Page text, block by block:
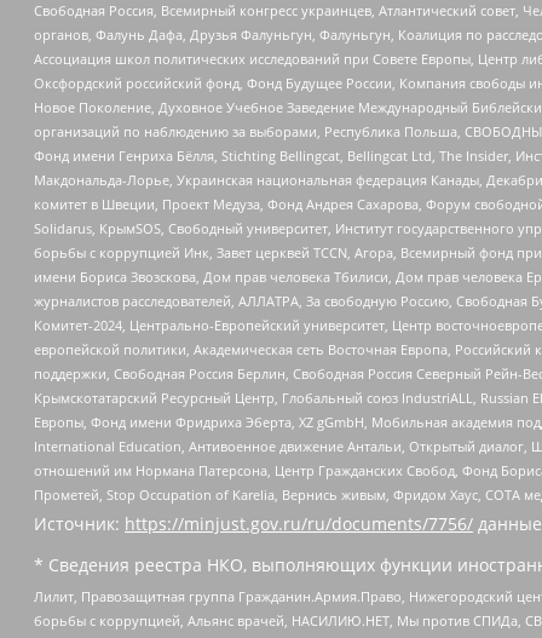
Свободная Россия, Всемирный конгресс украинцев, Атлантический
органов, Фалунь Дафа, Друзья Фалуньгун, Фалуньгун, Коалиция по
Ассоциация школ политических исследований при Совете Европы, Центр
Оксфордский российский фонд, Фонд Будущее России, Компания свободы
Новое Поколение, Духовное Учебное Заведение Международный
организаций по наблюдению за выборами, Республика Польша,
Фонд имени Генриха Бёлля, Stichting Bellingcat, Bellingcat Ltd, The Insider,
Макдональда-Лорье, Украинская национальная федерация Канады,
комитет в Швеции, Проект Медуза, Фонд Андрея Сахарова, Форум
Solidarus, КрымSOS, Свободный университет, Институт государственного
борьбы с коррупцией Инк, Завет церквей TCCN, Агора, Всемирный фонд
имени Бориса Звозскова, Дом прав человека Тбилиси, Дом прав человека
журналистов расследователей, АЛЛАТРА, За свободную Россию,
Комитет-2024, Центрально-Европейский университет, Центр
европейской политики, Академическая сеть Восточная Европа,
поддержки, Свободная Россия Берлин, Свободная Россия Северный Рейн-
Крымскотатарский Ресурсный Центр, Глобальный союз IndustriALL,
Европы, Фонд имени Фридриха Эберта, XZ gGmbH, Мобильная академия
International Education, Антивоенное движение Антальи, Открытый
отношений им Нормана Патерсона, Центр Гражданских Свобод, Фонд
Прометей, Stop Occupation of Karelia, Вернись живым, Фридом Хаус, СОТА
Источник: https://minjust.gov.ru/ru/documents/7756/
* Сведения реестра НКО, выполняющих функции
Лилит, Правозащитная группа Гражданин.Армия.Право, Нижегородский
борьбы с коррупцией, Альянс врачей, НАСИЛИЮ.НЕТ, Мы против СПИДа,